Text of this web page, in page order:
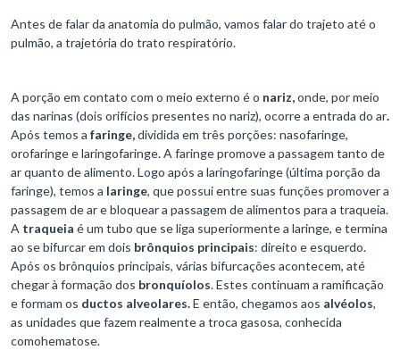
Antes de falar da anatomia do pulmão, vamos falar do trajeto até o
pulmão, a trajetória do trato respiratório.
A porção em contato com o meio externo é o nariz,onde, por meio
das narinas (dois orifícios presentes no nariz), ocorre a entrada do ar.
Após temos a faringe,dividida em três porções: nasofaringe,
orofaringe e laringofaringe. A faringe promove a passagem tanto de
ar quanto de alimento. Logo após a laringofaringe (última porção da
faringe), temos a laringe, que possui entre suas funções promover a
passagem de ar e bloquear a passagem de alimentos para a traqueia.
A traqueia é um tubo que se liga superiormente a laringe, e termina
ao se bifurcar em dois brônquios principais: direito e esquerdo.
Após os brônquios principais, várias bifurcações acontecem, até
chegar à formação dos bronquíolos. Estes continuam a ramificação
e formam os ductos alveolares.E então, chegamos aos alvéolos,
as unidades que fazem realmente a troca gasosa, conhecida
comohematose.